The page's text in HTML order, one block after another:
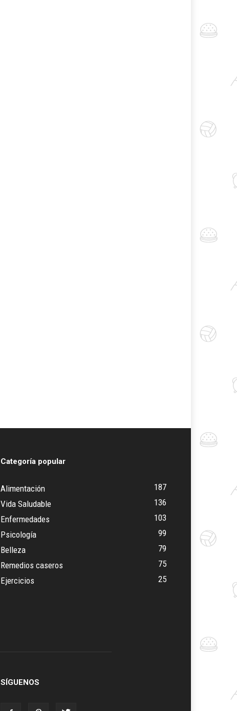
Categoría popular
Alimentación
187
Vida Saludable
136
Enfermedades
103
Psicología
99
Belleza
79
Remedios caseros
75
Ejercicios
25
SÍGUENOS